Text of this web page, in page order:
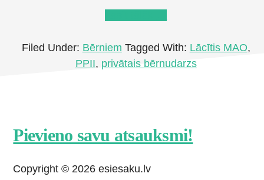
“Lācītis
MAO”
Filed Under: Bērniem Tagged With: Lācītis MAO,
PPII, privātais bērnudarzs
Footer
Pievieno savu atsauksmi!
Copyright © 2026 esiesaku.lv